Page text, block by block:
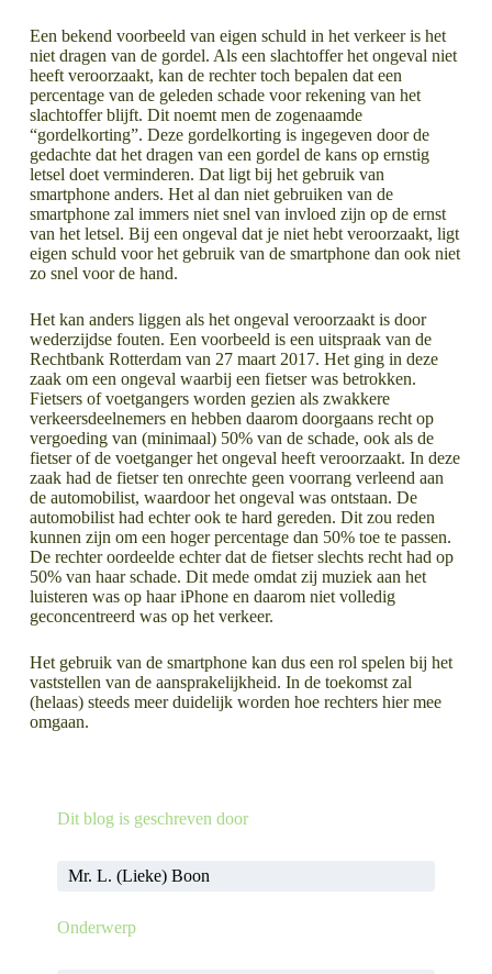
Een bekend voorbeeld van eigen schuld in het verkeer is het
niet dragen van de gordel. Als een slachtoffer het ongeval niet
heeft veroorzaakt, kan de rechter toch bepalen dat een
percentage van de geleden schade voor rekening van het
slachtoffer blijft. Dit noemt men de zogenaamde
“gordelkorting”. Deze gordelkorting is ingegeven door de
gedachte dat het dragen van een gordel de kans op ernstig
letsel doet verminderen. Dat ligt bij het gebruik van
smartphone anders. Het al dan niet gebruiken van de
smartphone zal immers niet snel van invloed zijn op de ernst
van het letsel. Bij een ongeval dat je niet hebt veroorzaakt, ligt
eigen schuld voor het gebruik van de smartphone dan ook niet
zo snel voor de hand.
Het kan anders liggen als het ongeval veroorzaakt is door
wederzijdse fouten. Een voorbeeld is een uitspraak van de
Rechtbank Rotterdam van 27 maart 2017. Het ging in deze
zaak om een ongeval waarbij een fietser was betrokken.
Fietsers of voetgangers worden gezien als zwakkere
verkeersdeelnemers en hebben daarom doorgaans recht op
vergoeding van (minimaal) 50% van de schade, ook als de
fietser of de voetganger het ongeval heeft veroorzaakt. In deze
zaak had de fietser ten onrechte geen voorrang verleend aan
de automobilist, waardoor het ongeval was ontstaan. De
automobilist had echter ook te hard gereden. Dit zou reden
kunnen zijn om een hoger percentage dan 50% toe te passen.
De rechter oordeelde echter dat de fietser slechts recht had op
50% van haar schade. Dit mede omdat zij muziek aan het
luisteren was op haar iPhone en daarom niet volledig
geconcentreerd was op het verkeer.
Het gebruik van de smartphone kan dus een rol spelen bij het
vaststellen van de aansprakelijkheid. In de toekomst zal
(helaas) steeds meer duidelijk worden hoe rechters hier mee
omgaan.
#MeToo, Jelle Brandt Corstius en het noodzakelijk kwaad dat aangifte heet
Dit blog is geschreven door
Mr. L. (Lieke) Boon
Onderwerp